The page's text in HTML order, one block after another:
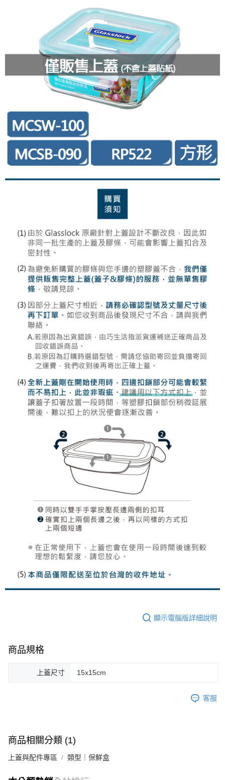
每筆NT$85，滿NT$499(含以上)免運費
付款後全家取貨-上蓋專用
每筆NT$85，滿NT$249(含以上)免運費
7-11取貨付款-上蓋專用
每筆NT$85，滿NT$249(含以上)免運費
每筆NT$85，滿NT$499(含以上)免運費
付款後7-11取貨-上蓋專用
每筆NT$85，滿NT$249(含以上)免運費
宅配
每筆NT$85，滿NT$499(含以上)免運費
每筆NT$85，滿NT$199(含以上)免運費
顯示電腦版詳細說明
商品規格
上蓋尺寸 15x15cm
客服
商品相關分類 (1)
上蓋與配件專區 類型｜保鮮盒